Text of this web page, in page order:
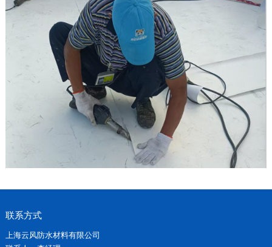
联系方式
上海云风防水材料有限公司